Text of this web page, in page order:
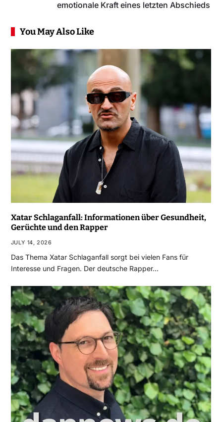
emotionale Kraft eines letzten Abschieds
You May Also Like
Xatar Schlaganfall: Informationen über Gesundheit,
Gerüchte und den Rapper
JULY 14, 2026
Das Thema Xatar Schlaganfall sorgt bei vielen Fans für
Interesse und Fragen. Der deutsche Rapper…